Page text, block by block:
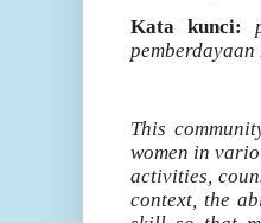
Kata kunci:
pemberdayaan
This
women in
activities,
context, the